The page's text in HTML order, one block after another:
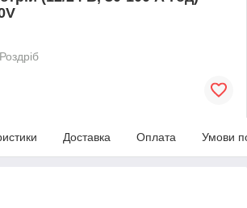
Роздріб
Доставка Оплата Умови